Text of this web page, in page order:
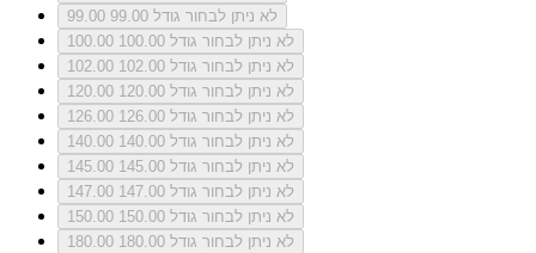
99.00
לא ניתן לבחור גודל 99.00
100.00
לא ניתן לבחור גודל 100.00
102.00
לא ניתן לבחור גודל 102.00
120.00
לא ניתן לבחור גודל 120.00
126.00
לא ניתן לבחור גודל 126.00
140.00
לא ניתן לבחור גודל 140.00
145.00
לא ניתן לבחור גודל 145.00
147.00
לא ניתן לבחור גודל 147.00
150.00
לא ניתן לבחור גודל 150.00
180.00
לא ניתן לבחור גודל 180.00